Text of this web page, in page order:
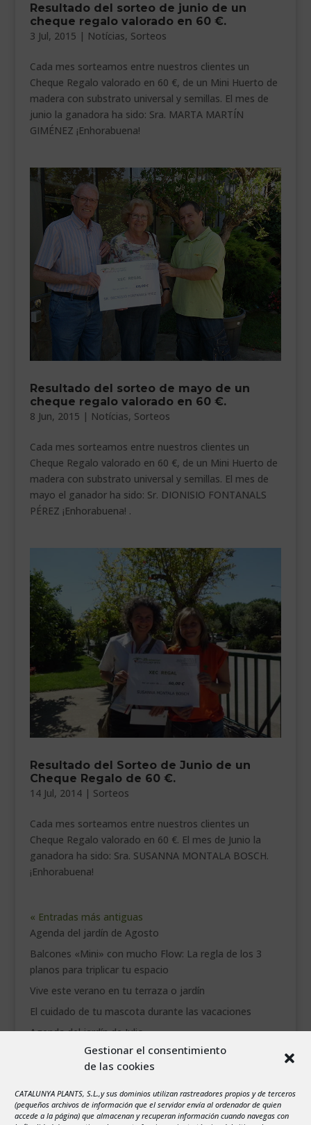
Gestionar el consentimiento
de las cookies
CATALUNYA PLANTS, S.L.,y sus dominios utilizan rastreadores propios y de terceros
(pequeños archivos de información que el servidor envía al ordenador de quien
accede a la página) que almacenan y recuperan información cuando navegas con
Resultado del sorteo de junio de un
cheque regalo valorado en 60 €.
3 Jul, 2015 | Notícias, Sorteos
Cada mes sorteamos entre nuestros clientes un
Cheque Regalo valorado en 60 €, de un Mini Huerto de
madera con substrato universal y semillas. El mes de
junio la ganadora ha sido: Sra. MARTA MARTÍN
GIMÉNEZ ¡Enhorabuena!
Resultado del sorteo de mayo de un
cheque regalo valorado en 60 €.
8 Jun, 2015 | Notícias, Sorteos
Cada mes sorteamos entre nuestros clientes un
Cheque Regalo valorado en 60 €, de un Mini Huerto de
madera con substrato universal y semillas. El mes de
mayo el ganador ha sido: Sr. DIONISIO FONTANALS
PÉREZ ¡Enhorabuena! .
Resultado del Sorteo de Junio de un
Cheque Regalo de 60 €.
14 Jul, 2014| Sorteos
Cada mes sorteamos entre nuestros clientes un
Cheque Regalo valorado en 60 €. El mes de Junio la
ganadora ha sido: Sra. SUSANNA MONTALA BOSCH.
¡Enhorabuena!
« Entradas más antiguas
Agenda del jardín de Agosto
Balcones «Mini» con mucho Flow: La regla de los 3
planos para triplicar tu espacio
Vive este verano en tu terraza o jardín
El cuidado de tu mascota durante las vacaciones
Agenda del jardín de Julio
agosto 2026
1
2
3
4 5 6 7 8 9